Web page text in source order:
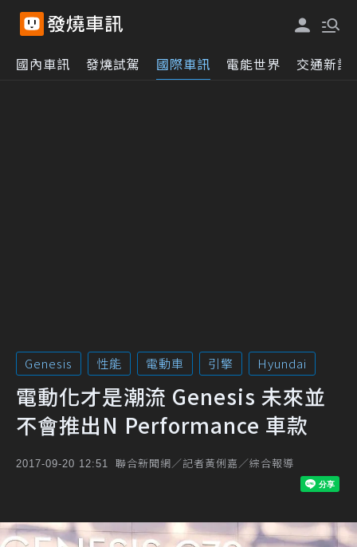
國內車訊 發燒試駕 國際車訊 電能世界 交通新訊
Genesis 性能 電動車 引擎 Hyundai
電動化才是潮流 Genesis 未來並
不會推出N Performance 車款
2017-09-20 12:51 聯合新聞網／記者黃俐嘉／綜合報導